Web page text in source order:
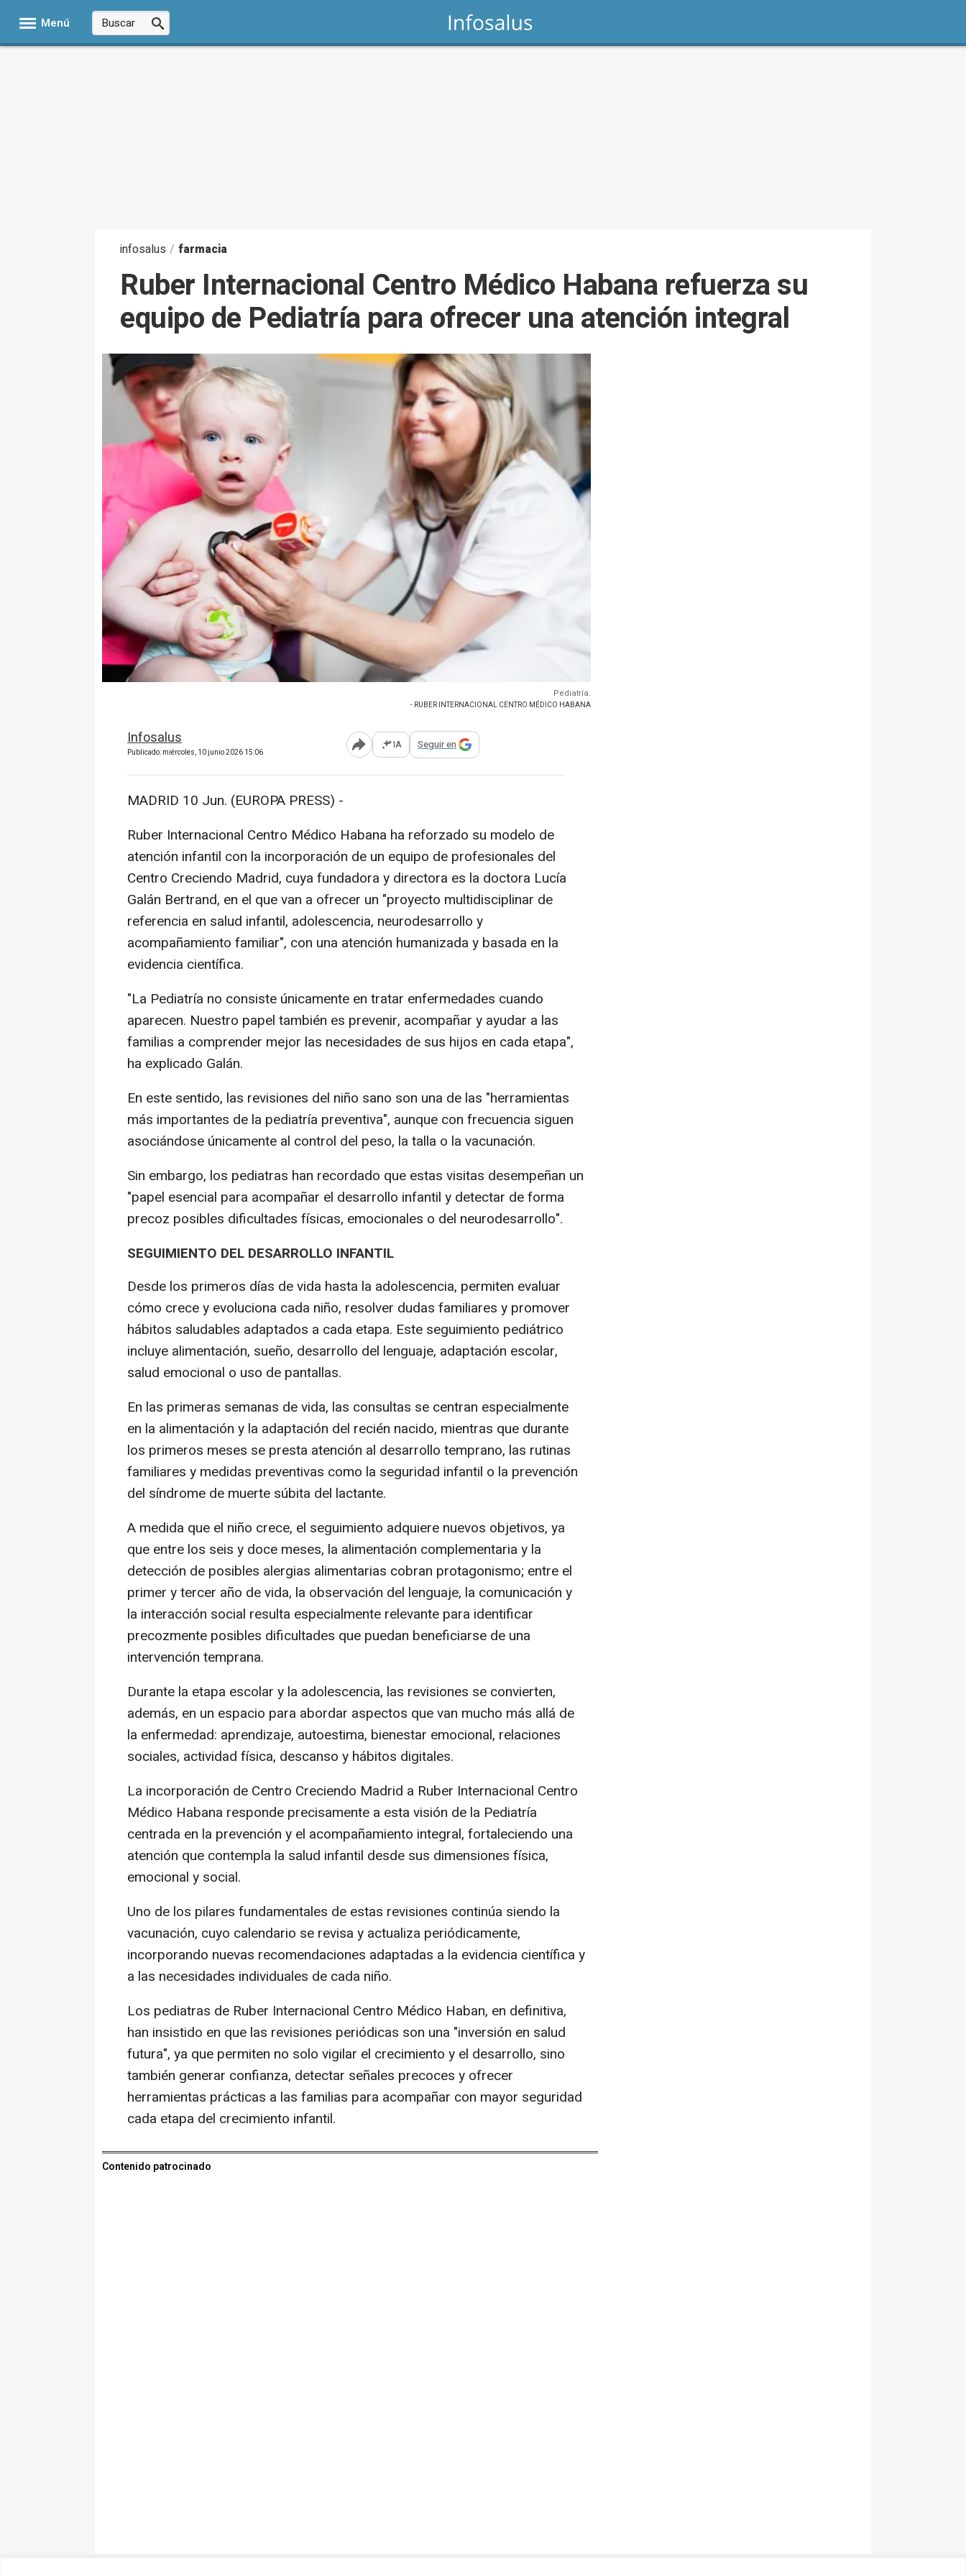
Menú
infosalus / farmacia
Ruber Internacional Centro Médico Habana refuerza su
equipo de Pediatría para ofrecer una atención integral
Pediatría.
- RUBER INTERNACIONAL CENTRO MÉDICO HABANA
Infosalus
Publicado: miércoles, 10 junio 2026 15:06 Abrir opciones para compartir
IA Seguir en
MADRID 10 Jun. (EUROPA PRESS) -
Ruber Internacional Centro Médico Habana ha reforzado su modelo de
atención infantil con la incorporación de un equipo de profesionales del
Centro Creciendo Madrid, cuya fundadora y directora es la doctora Lucía
Galán Bertrand, en el que van a ofrecer un "proyecto multidisciplinar de
referencia en salud infantil, adolescencia, neurodesarrollo y
acompañamiento familiar", con una atención humanizada y basada en la
evidencia científica.
"La Pediatría no consiste únicamente en tratar enfermedades cuando
aparecen. Nuestro papel también es prevenir, acompañar y ayudar a las
familias a comprender mejor las necesidades de sus hijos en cada etapa",
ha explicado Galán.
En este sentido, las revisiones del niño sano son una de las "herramientas
más importantes de la pediatría preventiva", aunque con frecuencia siguen
asociándose únicamente al control del peso, la talla o la vacunación.
Sin embargo, los pediatras han recordado que estas visitas desempeñan un
"papel esencial para acompañar el desarrollo infantil y detectar de forma
precoz posibles dificultades físicas, emocionales o del neurodesarrollo".
SEGUIMIENTO DEL DESARROLLO INFANTIL
Desde los primeros días de vida hasta la adolescencia, permiten evaluar
cómo crece y evoluciona cada niño, resolver dudas familiares y promover
hábitos saludables adaptados a cada etapa. Este seguimiento pediátrico
incluye alimentación, sueño, desarrollo del lenguaje, adaptación escolar,
salud emocional o uso de pantallas.
En las primeras semanas de vida, las consultas se centran especialmente
en la alimentación y la adaptación del recién nacido, mientras que durante
los primeros meses se presta atención al desarrollo temprano, las rutinas
familiares y medidas preventivas como la seguridad infantil o la prevención
del síndrome de muerte súbita del lactante.
A medida que el niño crece, el seguimiento adquiere nuevos objetivos, ya
que entre los seis y doce meses, la alimentación complementaria y la
detección de posibles alergias alimentarias cobran protagonismo; entre el
primer y tercer año de vida, la observación del lenguaje, la comunicación y
la interacción social resulta especialmente relevante para identificar
precozmente posibles dificultades que puedan beneficiarse de una
intervención temprana.
Durante la etapa escolar y la adolescencia, las revisiones se convierten,
además, en un espacio para abordar aspectos que van mucho más allá de
la enfermedad: aprendizaje, autoestima, bienestar emocional, relaciones
sociales, actividad física, descanso y hábitos digitales.
La incorporación de Centro Creciendo Madrid a Ruber Internacional Centro
Médico Habana responde precisamente a esta visión de la Pediatría
centrada en la prevención y el acompañamiento integral, fortaleciendo una
atención que contempla la salud infantil desde sus dimensiones física,
emocional y social.
Uno de los pilares fundamentales de estas revisiones continúa siendo la
vacunación, cuyo calendario se revisa y actualiza periódicamente,
incorporando nuevas recomendaciones adaptadas a la evidencia científica y
a las necesidades individuales de cada niño.
Los pediatras de Ruber Internacional Centro Médico Haban, en definitiva,
han insistido en que las revisiones periódicas son una "inversión en salud
futura", ya que permiten no solo vigilar el crecimiento y el desarrollo, sino
también generar confianza, detectar señales precoces y ofrecer
herramientas prácticas a las familias para acompañar con mayor seguridad
cada etapa del crecimiento infantil.
Contenido patrocinado